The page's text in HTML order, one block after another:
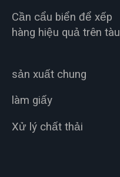
Cần cẩu biển để xếp
hàng hiệu quả trên tàu
sản xuất chung
làm giấy
Xử lý chất thải